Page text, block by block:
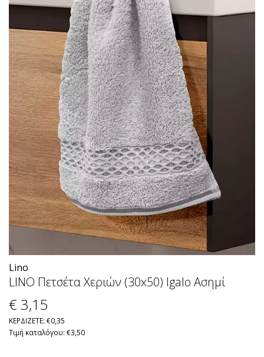
Lino
LINO Πετσέτα Χεριών (30x50) Igalo Ασημί
€ 3,15
ΚΕΡΔΙΖΕΤΕ: €0,35
Τιμή καταλόγου: €3,50